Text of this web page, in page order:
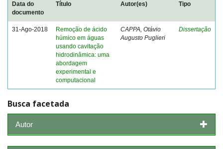
Data do
documento
Título Autor(es) Tipo
31-Ago-2018
Remoção de ácido
húmico em águas
usando cavitação
hidrodinâmica: uma
abordagem
experimental e
computacional
CAPPA, Otávio
Augusto Puglieri
Dissertação
Busca facetada
Autor